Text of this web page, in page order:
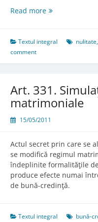
Read moreArt.
convenţiei
Textul integral nulitate,
comment
Art. 331.
matrimoniale
15/05/2011
Actul secret prin care se
se modifică regimul
îndeplinite formalităţile
produce efecte numai
de bună-credinţă.
Textul integral bună-